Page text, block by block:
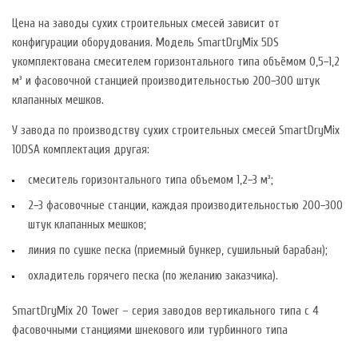
Цена на заводы сухих строительных смесей зависит от
конфигурации оборудования. Модель SmartDryMix 5DS
укомплектована смесителем горизонтального типа объёмом 0,5−1,2
м³ и фасовочной станцией производительностью 200−300 штук
клапанных мешков.
У завода по производству сухих строительных смесей SmartDryMix
10DSA комплектация другая:
смеситель горизонтального типа объемом 1,2−3 м³;
2−3 фасовочные станции, каждая производительностью 200−300
штук клапанных мешков;
линия по сушке песка (приемный бункер, сушильный барабан);
охладитель горячего песка (по желанию заказчика).
SmartDryMix 20 Tower – серия заводов вертикального типа с 4
фасовочными станциями шнекового или турбинного типа